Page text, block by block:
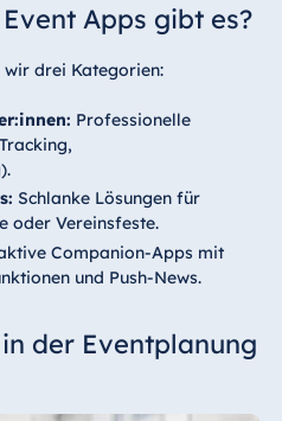
Apps gibt es?
wir drei Kategorien:
Professionelle
Schlanke Lösungen für
oder Vereinsfeste.
Companion-Apps mit
und Push-News.
der Eventplanung